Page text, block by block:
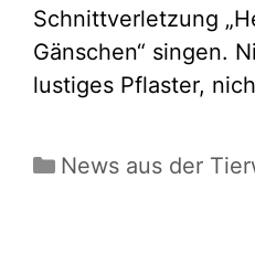
Schnittverletzung
Gänschen“ singen.
lustiges Pflaster,
Kategorien
News aus der